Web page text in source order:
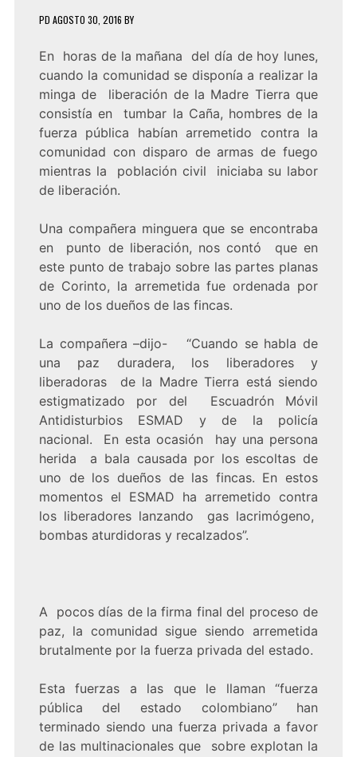
PD AGOSTO 30, 2016 BY
En horas de la mañana del día de hoy lunes,
cuando la comunidad se disponía a realizar la
minga de liberación de la Madre Tierra que
consistía en tumbar la Caña, hombres de la
fuerza pública habían arremetido contra la
comunidad con disparo de armas de fuego
mientras la población civil iniciaba su labor
de liberación.
Una compañera minguera que se encontraba
en punto de liberación, nos contó que en
este punto de trabajo sobre las partes planas
de Corinto, la arremetida fue ordenada por
uno de los dueños de las fincas.
La compañera –dijo- “Cuando se habla de
una paz duradera, los liberadores y
liberadoras de la Madre Tierra está siendo
estigmatizado por del Escuadrón Móvil
Antidisturbios ESMAD y de la policía
nacional. En esta ocasión hay una persona
herida a bala causada por los escoltas de
uno de los dueños de las fincas. En estos
momentos el ESMAD ha arremetido contra
los liberadores lanzando gas lacrimógeno,
bombas aturdidoras y recalzados”.
A pocos días de la firma final del proceso de
paz, la comunidad sigue siendo arremetida
brutalmente por la fuerza privada del estado.
Esta fuerzas a las que le llaman “fuerza
pública del estado colombiano” han
terminado siendo una fuerza privada a favor
de las multinacionales que sobre explotan la